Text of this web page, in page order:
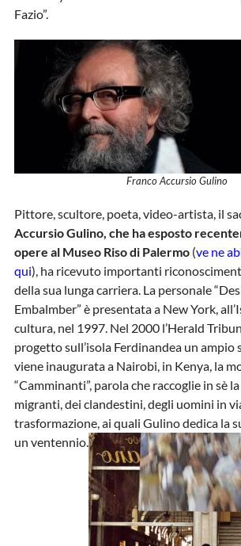
Fazio”.
Franco Accursio Gulino
Pittore, scultore, poeta, video-artista, il
Accursio Gulino, che ha esposto
opere al Museo Riso di Palermo(ve ne
qui), ha ricevuto importanti
della sua lunga carriera. La personale
Embalmber” è presentata a New York,
cultura, nel 1997. Nel 2000 l’Herald
progetto sull’isola Ferdinandea un ampio
viene inaugurata a Nairobi, in Kenya, la
“Camminanti”, parola che raccoglie in sè
migranti, dei clandestini, degli uomini in
trasformazione, ai quali Gulino dedica la
un ventennio.